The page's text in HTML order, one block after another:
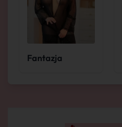
Fantazja